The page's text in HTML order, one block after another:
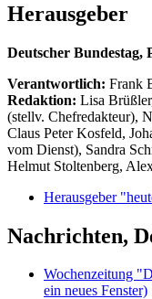
Herausgeber
Deutscher Bundestag,
Verantwortlich: Frank
Redaktion: Lisa
(stellv. Chefredakteur),
Claus Peter Kosfeld,
vom Dienst), Sandra
Helmut Stoltenberg,
Herausgeber
Nachrichten,
Wochenzeitung
ein neues Fenster)